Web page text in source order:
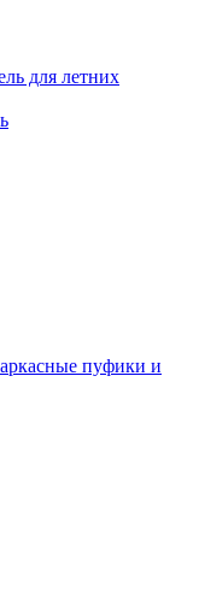
для летних
пуфики и